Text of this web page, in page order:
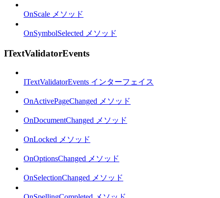
OnScale メソッド
OnSymbolSelected メソッド
ITextValidatorEvents
ITextValidatorEvents インターフェイス
OnActivePageChanged メソッド
OnDocumentChanged メソッド
OnLocked メソッド
OnOptionsChanged メソッド
OnSelectionChanged メソッド